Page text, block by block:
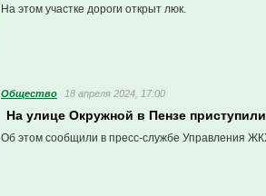
На этом участке дороги открыт люк.
Общество 18 апреля 2024, 17:00
На улице Окружной в Пензе
Об этом сообщили в пресс-службе Управления